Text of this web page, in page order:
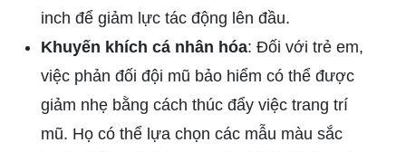
inch để giảm lực tác động lên đầu.
Khuyến khích cá nhân hóa: Đối với trẻ em,
việc phản đối đội mũ bảo hiểm có thể được
giảm nhẹ bằng cách thúc đẩy việc trang trí
mũ. Họ có thể lựa chọn các mẫu màu sắc